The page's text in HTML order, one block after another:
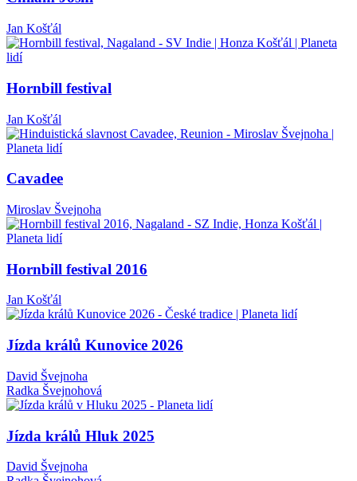
Jan Košťál
Hornbill festival
Jan Košťál
Cavadee
Miroslav Švejnoha
Hornbill festival 2016
Jan Košťál
Jízda králů Kunovice 2026
David Švejnoha
Radka Švejnohová
Jízda králů Hluk 2025
David Švejnoha